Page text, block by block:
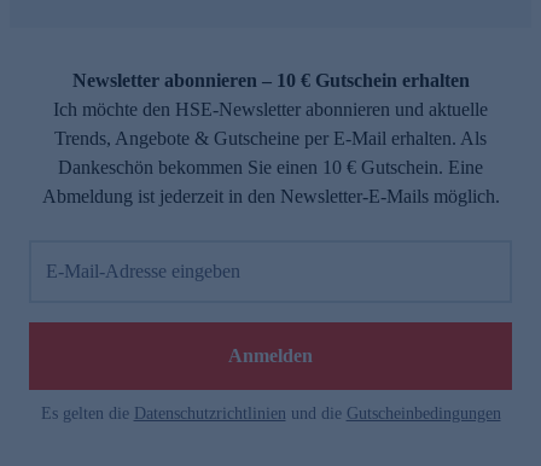
Newsletter abonnieren – 10 € Gutschein erhalten
Ich möchte den HSE-Newsletter abonnieren und aktuelle
Trends, Angebote & Gutscheine per E-Mail erhalten. Als
Dankeschön bekommen Sie einen 10 € Gutschein. Eine
Abmeldung ist jederzeit in den Newsletter-E-Mails möglich.
E-Mail-Adresse eingeben
Anmelden
Es gelten die Datenschutzrichtlinien und die Gutscheinbedingungen